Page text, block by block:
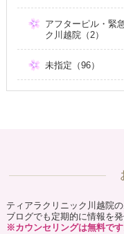
アフターピル・緊
ク川越院（2）
未指定（96）
ティアラクリニック川越院
ブログでも定期的に情報を
※カウンセリングは無料です